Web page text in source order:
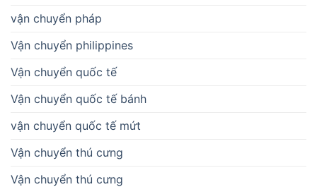
vận chuyển pháp
Vận chuyển philippines
Vận chuyển quốc tế
Vận chuyển quốc tế bánh
vận chuyển quốc tế mứt
Vận chuyển thú cưng
Vận chuyển thú cưng